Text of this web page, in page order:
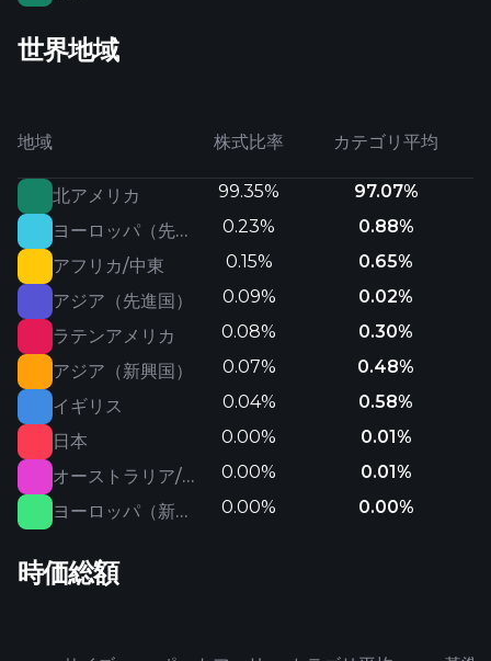
世界地域
地域 株式比率 カテゴリ平均
北アメリカ 99.35%
97.07%
ヨーロッパ（先進国）
0.23%
0.88%
アフリカ/中東
0.15%
0.65%
アジア（先進国）
0.09%
0.02%
ラテンアメリカ
0.08%
0.30%
アジア（新興国）
0.07%
0.48%
イギリス
0.04%
0.58%
日本
0.00%
0.01%
オーストラリア/ニュージーランド
0.00%
0.01%
ヨーロッパ（新興国）
0.00% 0.00%
時価総額